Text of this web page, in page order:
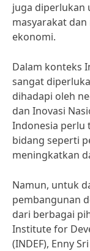
juga diperlukan
masyarakat
ekonomi.
Dalam konteks
sangat
dihadapi oleh
dan Inovasi
Indonesia perlu
bidang seperti
meningkatkan
Namun, untuk
pembangunan
dari berbagai
Institute for
(INDEF), Enny